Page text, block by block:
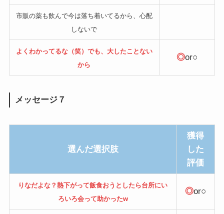
市販の薬も飲んで今は落ち着いてるから、心配
しないで
よくわかってるな（笑）でも、大したことない
から
◎or○
メッセージ７
選んだ選択肢
獲得
した
評価
りなだよな？熱下がって飯食おうとしたら台所にい
ろいろ会って助かったw
◎or○